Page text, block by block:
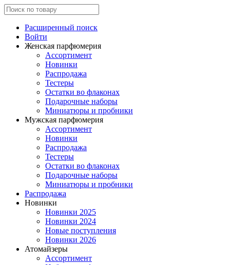
Расширенный поиск
Войти
Женская парфюмерия
Ассортимент
Новинки
Распродажа
Тестеры
Остатки во флаконах
Подарочные наборы
Миниатюры и пробники
Мужская парфюмерия
Ассортимент
Новинки
Распродажа
Тестеры
Остатки во флаконах
Подарочные наборы
Миниатюры и пробники
Распродажа
Новинки
Новинки 2025
Новинки 2024
Новые поступления
Новинки 2026
Атомайзеры
Ассортимент